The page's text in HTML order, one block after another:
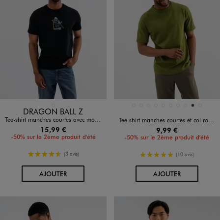
Disponible en 1 coloris
DRAGON BALL Z
Tee-shirt manches courtes avec motif manga buste et dos homme - Dragon Ball Super
15,99 €
-50% sur le 2ème produit d'été
4.5/5 de moyenne
(3 avis)
AJOUTERAU PANIER
Disponible en 10 coloris
MARRON FONCE
MARRON STANDARD
NOIR STANDARD
TAUPE
Tee-shirt manches courtes et col rond homme
9,99 €
-50% sur le 2ème produit d'été
5/5 de moyenne
(10 avis)
AJOUTERAU PANIER